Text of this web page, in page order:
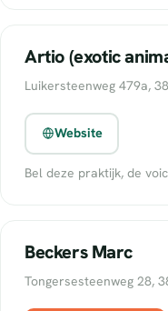
Artio (exotic
Luikersteenweg 479a,
Website
Bel deze praktijk, de
Beckers Marc
Tongersesteenweg 28,